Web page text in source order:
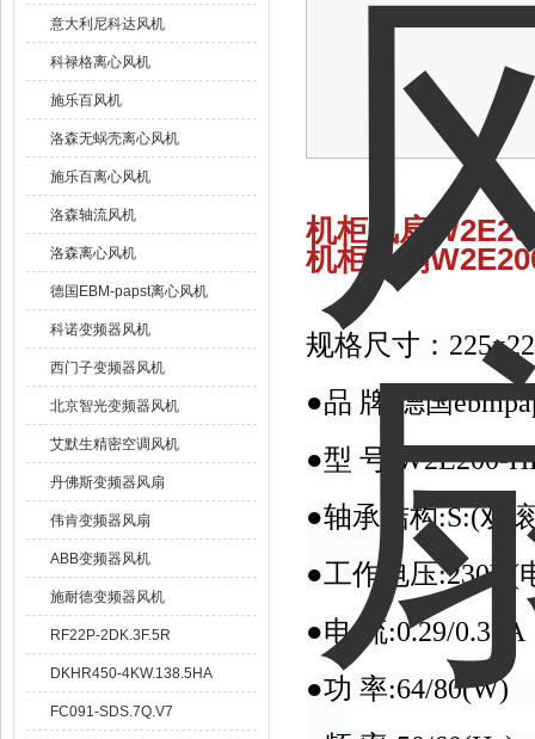
意大利尼科达风机
科禄格离心风机
施乐百风机
洛森无蜗壳离心风机
施乐百离心风机
洛森轴流风机
洛森离心风机
德国EBM-papst离心风机
科诺变频器风机
西门子变频器风机
北京智光变频器风机
艾默生精密空调风机
丹佛斯变频器风扇
伟肯变频器风扇
ABB变频器风机
施耐德变频器风机
RF22P-2DK.3F.5R
DKHR450-4KW.138.5HA
FC091-SDS.7Q.V7
机柜风扇
机柜风扇
规格尺寸：
●品 牌:德国
●型 号:W2E200-
●轴承结构:S:(双
●工作电压:230V(
●电 流:0.29/0.35A
●功 率:64/